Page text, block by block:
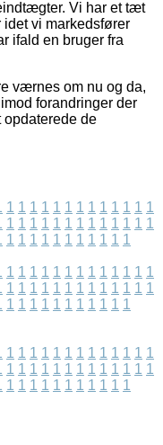
Vi har et tæt
vi markedsfører
ifald en bruger fra
værnes om nu og da,
forandringer der
opdaterede de
1 1 1 1 1 1 1 1 1 1 1 1 1
1 1 1 1 1 1 1 1 1 1 1 1 1
1 1 1 1 1 1 1 1 1 1 1
1 1 1 1 1 1 1 1 1 1 1 1 1
1 1 1 1 1 1 1 1 1 1 1 1 1
1 1 1 1 1 1 1 1 1 1 1
1 1 1 1 1 1 1 1 1 1 1 1 1
1 1 1 1 1 1 1 1 1 1 1 1 1
1 1 1 1 1 1 1 1 1 1 1